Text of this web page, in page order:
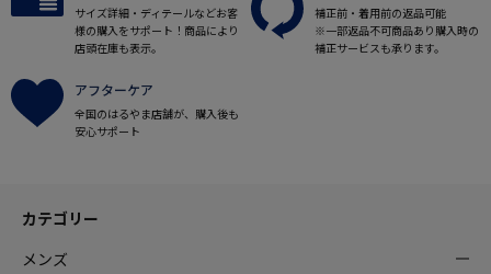
サイズ詳細・ディテールなどお客
様の購入をサポート！商品により
店頭在庫も表示。
補正前・着用前の返品可能
※一部返品不可商品あり購入時の
補正サービスも承ります。
アフターケア
全国のはるやま店舗が、購入後も
安心サポート
カテゴリー
メンズ